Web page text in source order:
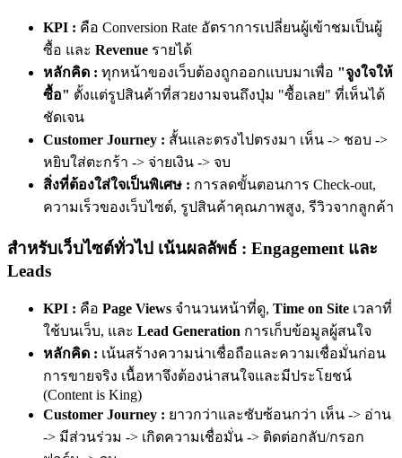
KPI : คือ Conversion Rate อัตราการเปลี่ยนผู้เข้าชมเป็นผู้
ซื้อ และ Revenue รายได้
หลักคิด : ทุกหน้าของเว็บต้องถูกออกแบบมาเพื่อ "จูงใจให้
ซื้อ" ตั้งแต่รูปสินค้าที่สวยงามจนถึงปุ่ม "ซื้อเลย" ที่เห็นได้
ชัดเจน
Customer Journey : สั้นและตรงไปตรงมา เห็น -> ชอบ ->
หยิบใส่ตะกร้า -> จ่ายเงิน -> จบ
สิ่งที่ต้องใส่ใจเป็นพิเศษ : การลดขั้นตอนการ Check-out,
ความเร็วของเว็บไซต์, รูปสินค้าคุณภาพสูง, รีวิวจากลูกค้า
สำหรับเว็บไซต์ทั่วไป เน้นผลลัพธ์ : Engagement และ
Leads
KPI : คือ Page Views จำนวนหน้าที่ดู, Time on Site เวลาที่
ใช้บนเว็บ, และ Lead Generation การเก็บข้อมูลผู้สนใจ
หลักคิด : เน้นสร้างความน่าเชื่อถือและความเชื่อมั่นก่อน
การขายจริง เนื้อหาจึงต้องน่าสนใจและมีประโยชน์
(Content is King)
Customer Journey : ยาวกว่าและซับซ้อนกว่า เห็น -> อ่าน
-> มีส่วนร่วม -> เกิดความเชื่อมั่น -> ติดต่อกลับ/กรอก